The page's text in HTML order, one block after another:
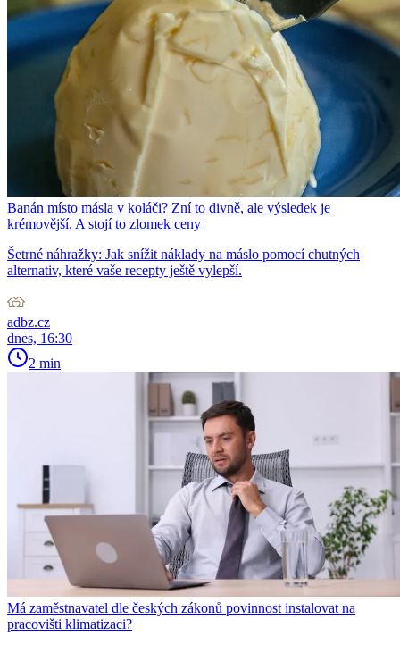
Banán místo másla v koláči? Zní to divně, ale výsledek je
krémovější. A stojí to zlomek ceny
Šetrné náhražky: Jak snížit náklady na máslo pomocí chutných
alternativ, které vaše recepty ještě vylepší.
adbz.cz
dnes, 16:30
2 min
Má zaměstnavatel dle českých zákonů povinnost instalovat na
pracovišti klimatizaci?